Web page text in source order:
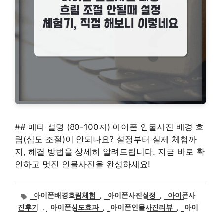
## 메타 설명 (80-100자) 아이폰 인물사진 배경 흐
림(심도 조절)이 안되나요? 설정부터 실제 체험까
지, 해결 방법을 상세히 알려드립니다. 지금 바로 확
인하고 멋진 인물사진을 완성하세요!
태
그
아이폰배경흐림체험 , 아이폰사진설정 ,
아이폰사
진후기
, 아이폰심도효과 , 아이폰인물사진리뷰 ,
아이